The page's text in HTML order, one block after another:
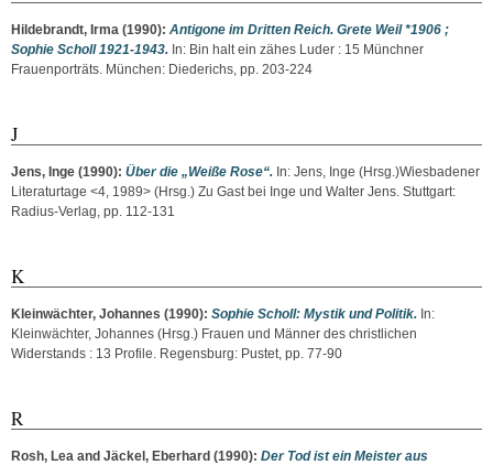
Hildebrandt, Irma (1990): Antigone im Dritten Reich. Grete Weil *1906 ;
Sophie Scholl 1921-1943. In: Bin halt ein zähes Luder : 15 Münchner
Frauenporträts. München: Diederichs, pp. 203-224
J
Jens, Inge (1990): Über die „Weiße Rose“. In: Jens, Inge (Hrsg.)Wiesbadener
Literaturtage <4, 1989> (Hrsg.) Zu Gast bei Inge und Walter Jens. Stuttgart:
Radius-Verlag, pp. 112-131
K
Kleinwächter, Johannes (1990): Sophie Scholl: Mystik und Politik. In:
Kleinwächter, Johannes (Hrsg.) Frauen und Männer des christlichen
Widerstands : 13 Profile. Regensburg: Pustet, pp. 77-90
R
Rosh, Lea and Jäckel, Eberhard (1990): Der Tod ist ein Meister aus